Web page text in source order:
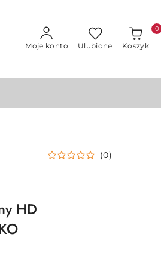
Moje konto Ulubione Koszyk
0
(0)
HD